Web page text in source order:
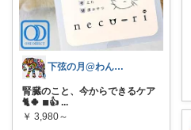
下弦の月@わんにゃん日和
腎臓のこと、今からできるケア
🐈🍀 ◾︎👍 ...
￥ 3,980～